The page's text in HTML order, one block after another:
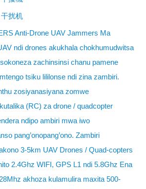
扰机
Anti-Drone UAV Jammers Ma
ndi drones akukhala chokhumudwitsa
zachinsinsi chanu pamene
tsiku lililonse ndi zina zambiri.
zosiyanasiyana zomwe
(RC) za drone / quadcopter
ndipo ambiri mwa iwo
pang’onopang’ono. Zambiri
3-5km UAV Drones / Quad-copters
2.4Ghz WIFI, GPS L1 ndi 5.8Ghz Ena
akhoza kulamulira maxita 500-